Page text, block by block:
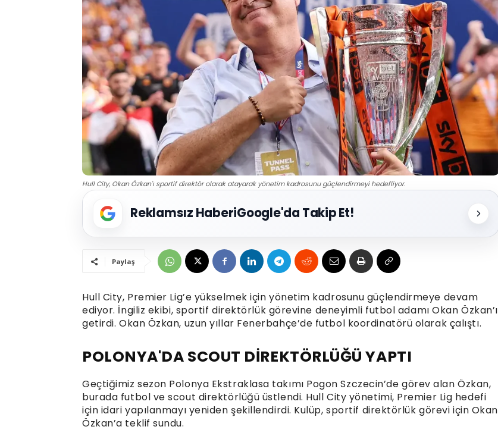
Hull City, Okan Özkan'ı sportif direktör olarak atayarak yönetim kadrosunu güçlendirmeyi hedefliyor.
Reklamsız HaberiGoogle'da Takip Et!
Paylaş
Hull City, Premier Lig’e yükselmek için yönetim kadrosunu güçlendirmeye devam
ediyor. İngiliz ekibi, sportif direktörlük görevine deneyimli futbol adamı Okan Özkan’ı
getirdi. Okan Özkan, uzun yıllar Fenerbahçe’de futbol koordinatörü olarak çalıştı.
POLONYA'DA SCOUT DİREKTÖRLÜĞÜ YAPTI
Geçtiğimiz sezon Polonya Ekstraklasa takımı Pogon Szczecin’de görev alan Özkan,
burada futbol ve scout direktörlüğü üstlendi. Hull City yönetimi, Premier Lig hedefi
için idari yapılanmayı yeniden şekillendirdi. Kulüp, sportif direktörlük görevi için Okan
Özkan’a teklif sundu.